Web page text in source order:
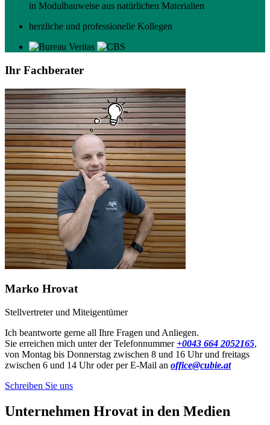
in Modulbauweise aus natürlichen Materialien
herzliche und professionelle Kollegen
Ihr Fachberater
Marko Hrovat
Stellvertreter und Miteigentümer
Ich beantworte gerne all Ihre Fragen und Anliegen.
Sie erreichen mich unter der Telefonnummer +0043 664 2052165,
von Montag bis Donnerstag zwischen 8 und 16 Uhr und freitags
zwischen 6 und 14 Uhr oder per E-Mail an office@cubie.at
Schreiben Sie uns
Unternehmen Hrovat in den Medien